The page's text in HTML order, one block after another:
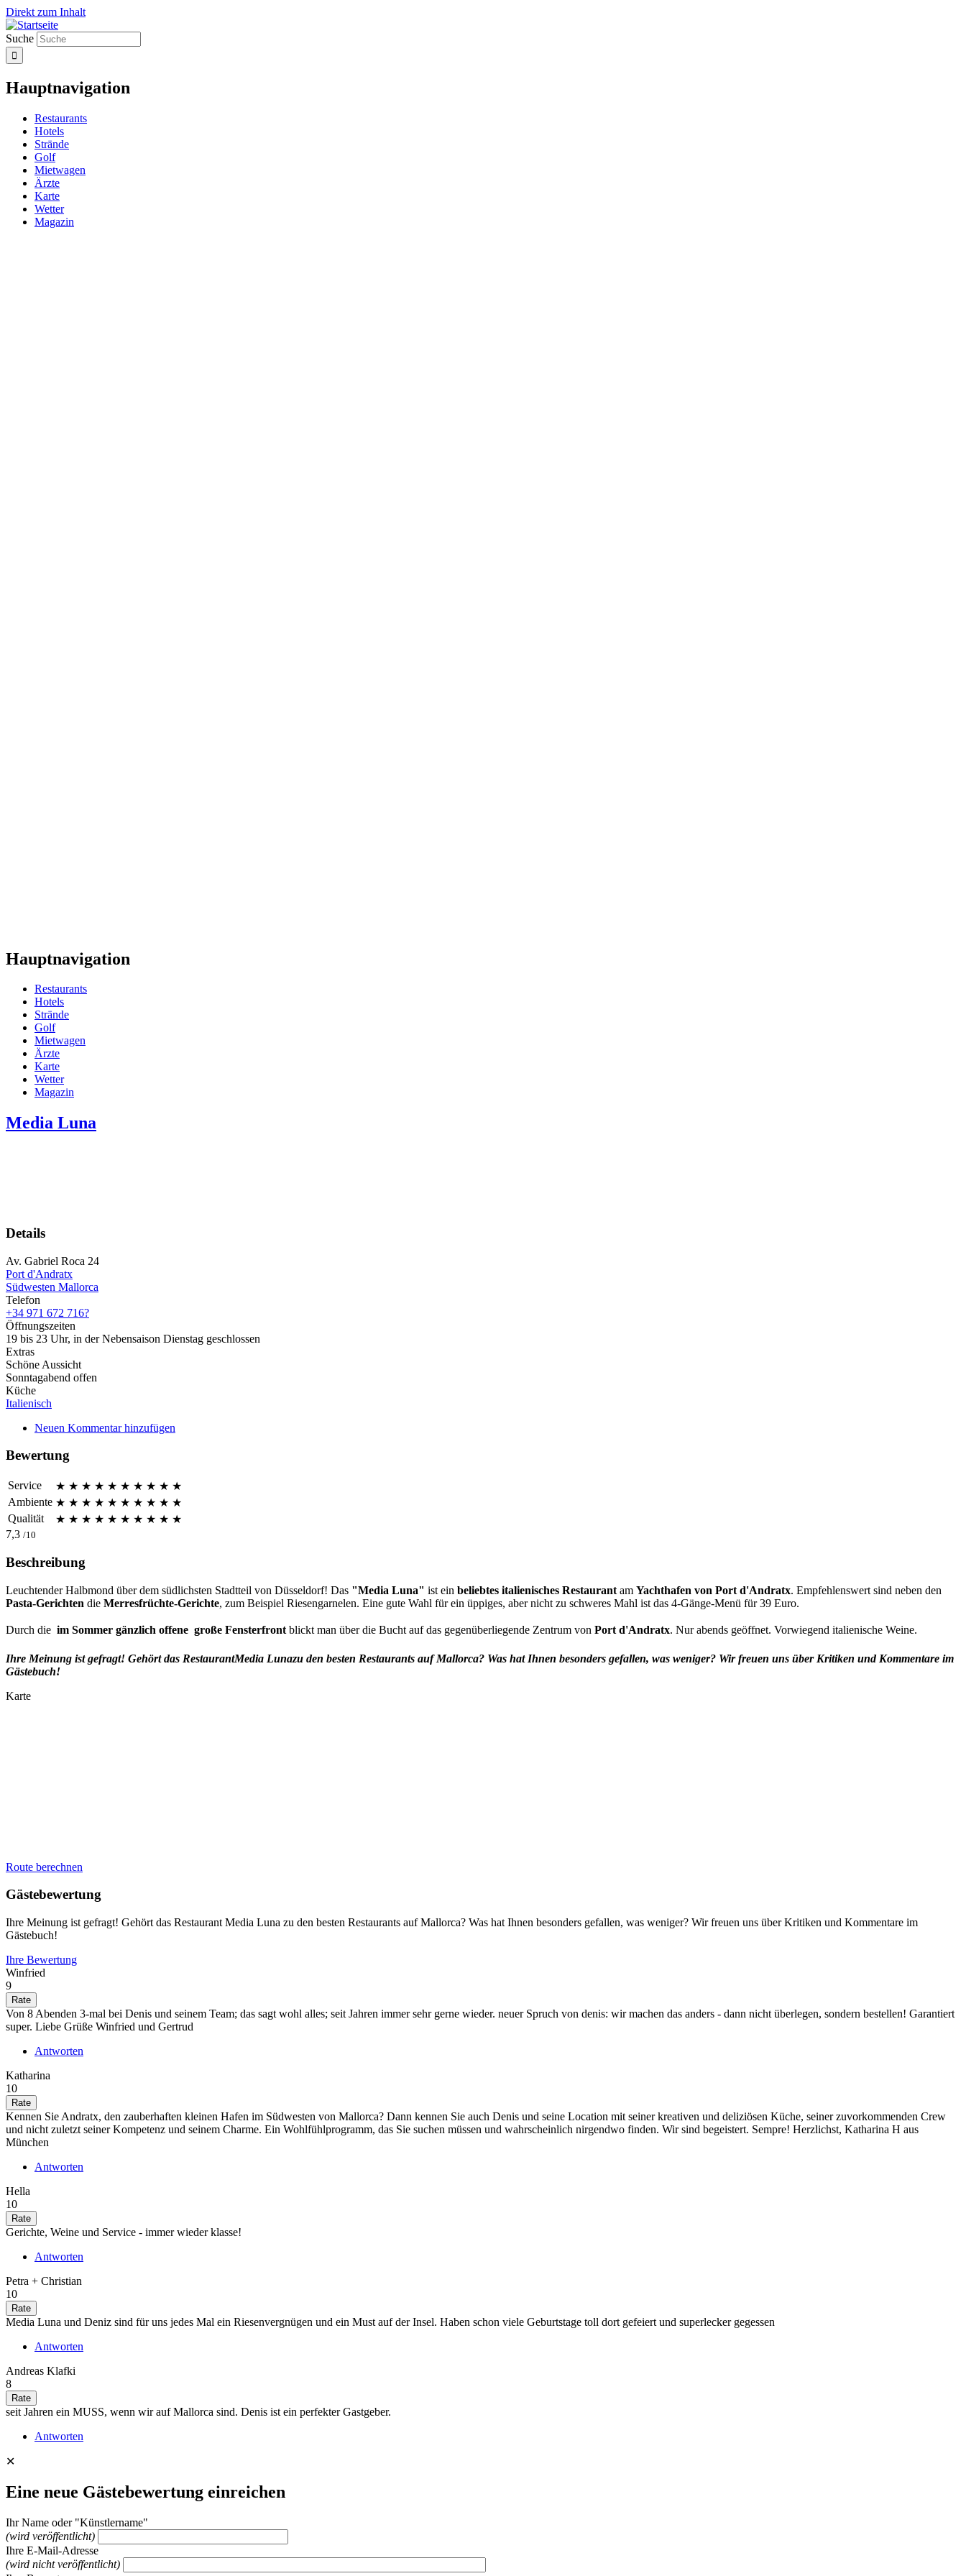
Direkt zum Inhalt
Suche
Hauptnavigation
Restaurants
Hotels
Strände
Golf
Mietwagen
Ärzte
Karte
Wetter
Magazin
Hauptnavigation
Restaurants
Hotels
Strände
Golf
Mietwagen
Ärzte
Karte
Wetter
Magazin
Media Luna
Details
Av. Gabriel Roca 24
Port d'Andratx
Südwesten Mallorca
Telefon
+34 971 672 716?
Öffnungszeiten
19 bis 23 Uhr, in der Nebensaison Dienstag geschlossen
Extras
Schöne Aussicht
Sonntagabend offen
Küche
Italienisch
Neuen Kommentar hinzufügen
Bewertung
Service ★ ★ ★ ★ ★ ★ ★ ★ ★ ★
Ambiente ★ ★ ★ ★ ★ ★ ★ ★ ★ ★
Qualität
★ ★ ★ ★ ★ ★ ★ ★ ★ ★
7,3 /10
Beschreibung
Leuchtender Halbmond über dem südlichsten Stadtteil von Düsseldorf! Das "Media Luna" ist ein beliebtes italienisches Restaurant am Yachthafen von Port d'Andratx. Empfehlenswert sind neben den
Pasta-Gerichten die Merresfrüchte-Gerichte, zum Beispiel Riesengarnelen. Eine gute Wahl für ein üppiges, aber nicht zu schweres Mahl ist das 4-Gänge-Menü für 39 Euro.
Durch die  im Sommer gänzlich offene  große Fensterfront blickt man über die Bucht auf das gegenüberliegende Zentrum von Port d'Andratx. Nur abends geöffnet. Vorwiegend italienische Weine.
Ihre Meinung ist gefragt! Gehört das RestaurantMedia Lunazu den besten Restaurants auf Mallorca? Was hat Ihnen besonders gefallen, was weniger? Wir freuen uns über Kritiken und Kommentare im
Gästebuch!
Karte
Route berechnen
Gästebewertung
Ihre Meinung ist gefragt! Gehört das Restaurant Media Luna zu den besten Restaurants auf Mallorca? Was hat Ihnen besonders gefallen, was weniger? Wir freuen uns über Kritiken und Kommentare im
Gästebuch!
Ihre Bewertung
Winfried
9
Von 8 Abenden 3-mal bei Denis und seinem Team; das sagt wohl alles; seit Jahren immer sehr gerne wieder. neuer Spruch von denis: wir machen das anders - dann nicht überlegen, sondern bestellen! Garantiert
super. Liebe Grüße Winfried und Gertrud
Antworten
Katharina
10
Kennen Sie Andratx, den zauberhaften kleinen Hafen im Südwesten von Mallorca? Dann kennen Sie auch Denis und seine Location mit seiner kreativen und deliziösen Küche, seiner zuvorkommenden Crew
und nicht zuletzt seiner Kompetenz und seinem Charme. Ein Wohlfühlprogramm, das Sie suchen müssen und wahrscheinlich nirgendwo finden. Wir sind begeistert. Sempre! Herzlichst, Katharina H aus
München
Antworten
Hella
10
Gerichte, Weine und Service - immer wieder klasse!
Antworten
Petra + Christian
10
Media Luna und Deniz sind für uns jedes Mal ein Riesenvergnügen und ein Must auf der Insel. Haben schon viele Geburtstage toll dort gefeiert und superlecker gegessen
Antworten
Andreas Klafki
8
seit Jahren ein MUSS, wenn wir auf Mallorca sind. Denis ist ein perfekter Gastgeber.
Antworten
✕
Eine neue Gästebewertung einreichen
Ihr Name oder "Künstlername"
(wird veröffentlicht)
Ihre E-Mail-Adresse
(wird nicht veröffentlicht)